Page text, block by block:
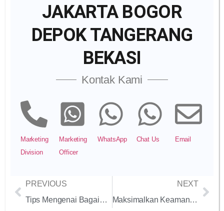
JAKARTA BOGOR
DEPOK TANGERANG
BEKASI
Kontak Kami
Marketing
Division
Marketing
Officer
WhatsApp Chat Us Email
PREVIOUS
Tips Mengenai Bagaimana Cara Mempercepat Koneksi Internet di Kantor
NEXT
Maksimalkan Keamanan Perusahaan Kalian Dengan Paket Internet Dedicated